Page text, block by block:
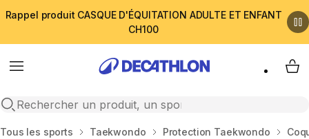
Rappel produit CASQUE D'ÉQUITATION ADULTE ET ENFANT
CH100
Menu
Open search
My
Accueil
Tous les sports Taekwondo Protection Taekwondo